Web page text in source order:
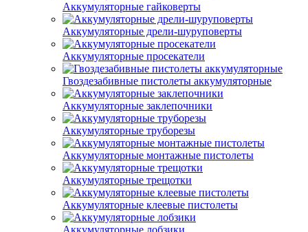
Аккумуляторные гайковерты
Аккумуляторные дрели-шуруповерты
Аккумуляторные просекатели
Гвоздезабивные пистолеты аккумуляторные
Аккумуляторные заклепочники
Аккумуляторные труборезы
Аккумуляторные монтажные пистолеты
Аккумуляторные трещотки
Аккумуляторные клеевые пистолеты
Аккумуляторные лобзики